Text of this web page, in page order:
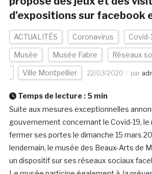
d’expositions sur facebook
ACTUALITÉS Coronavirus Covid-
Musée Musée Fabre Réseaux
Ville Montpellier 22/03/2020 par
Temps de lecture : 5 min
Suite aux mesures exceptionnelles
gouvernement concernant le Covid-19, le
fermer ses portes le dimanche 15 mars
lendemain, le musée des Beaux-Arts de
un dispositif sur ses réseaux sociaux